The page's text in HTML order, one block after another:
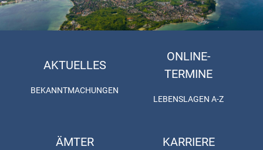
AKTUELLES
BEKANNTMACHUNGEN
ONLINE-
TERMINE
LEBENSLAGEN A-Z
ÄMTER KARRIERE